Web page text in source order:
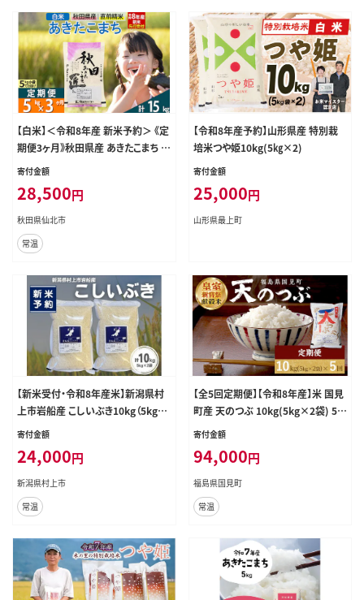
【白米】＜令和8年産 新米予約＞ 《定
期便3ヶ月》秋田県産 あきたこまち 5
kg (5kg×1袋)×3回 5キロ お米 匠
5kg定期便 お米定期便 白米 あきた
こまち ごはん 米 お米 精米5kg]
寄付金額
28,500円
秋田県仙北市
常温
【令和8年産予約】山形県産 特別栽
培米つや姫10kg(5㎏×2)
寄付金額
25,000円
山形県最上町
【新米受付・令和8年産米】新潟県村
上市岩船産 こしいぶき10kg（5kg×
2袋）1099005N
寄付金額
24,000円
新潟県村上市
常温
【全5回定期便】【令和8年産】米 国見
町産 天のつぶ 10kg(5kg×2袋) 5回
定期便 ※2026年10月～発送
寄付金額
94,000円
福島県国見町
常温